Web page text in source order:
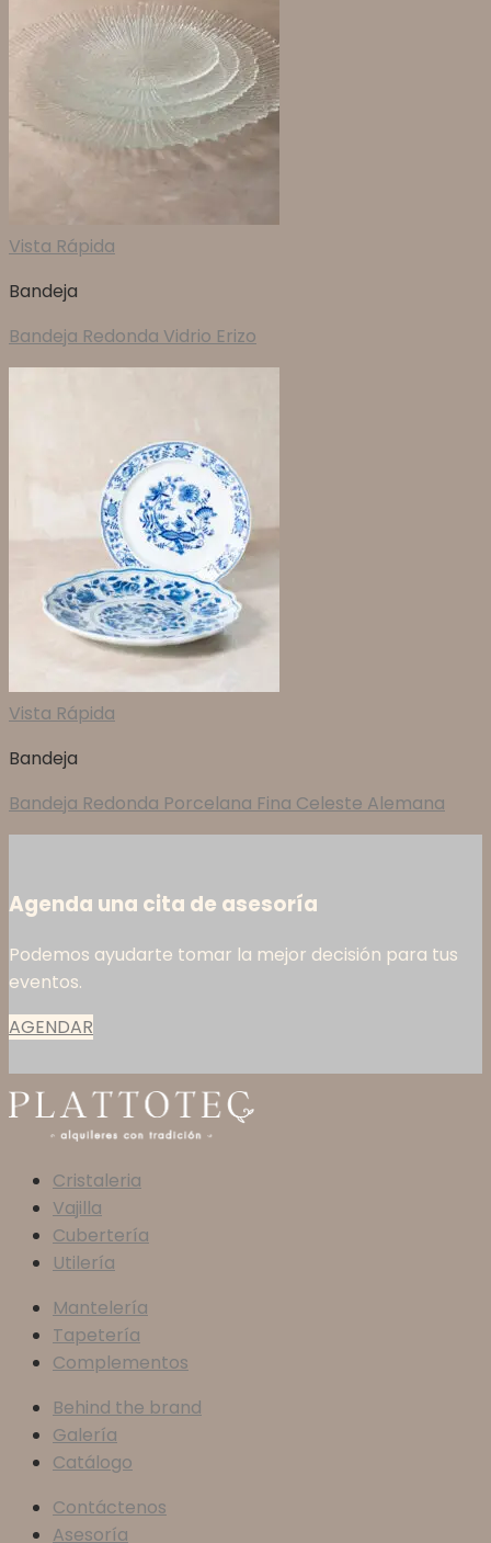
Vista Rápida
Bandeja
Bandeja Redonda Vidrio Erizo
Vista Rápida
Bandeja
Bandeja Redonda Porcelana Fina Celeste Alemana
Agenda una cita de asesoría
Podemos ayudarte tomar la mejor decisión para tus
eventos.
AGENDAR
Cristaleria
Vajilla
Cubertería
Utilería
Mantelería
Tapetería
Complementos
Behind the brand
Galería
Catálogo
Contáctenos
Asesoría